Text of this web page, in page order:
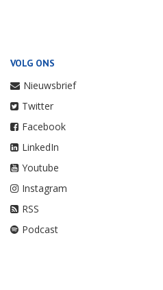
VOLG ONS
Nieuwsbrief
Twitter
Facebook
LinkedIn
Youtube
Instagram
RSS
Podcast